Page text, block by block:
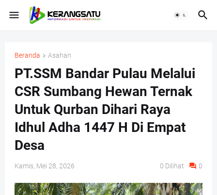
Beranda Asahan
PT.SSM Bandar Pulau Melalui
CSR Sumbang Hewan Ternak
Untuk Qurban Dihari Raya
Idhul Adha 1447 H Di Empat
Desa
Kamis, Mei 28, 2026 0 Dilihat 0